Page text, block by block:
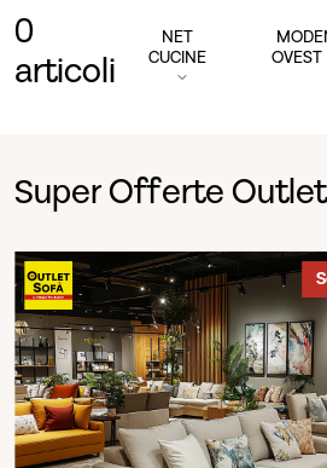
0
articoli
NET
CUCINE
OVEST
Super Offerte Outlet